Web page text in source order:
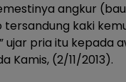
angkur
kaki
pria itu kepada
Kamis, (2/11/2013).